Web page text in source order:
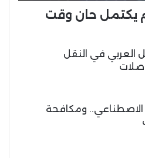
يكتمل حان وقت
العربي في النقل
الاصطناعي.. ومكافحة